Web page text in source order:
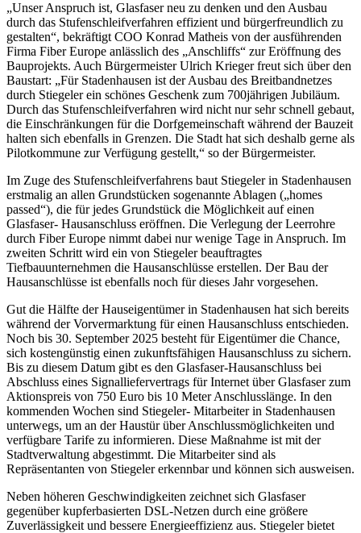
„Unser Anspruch ist, Glasfaser neu zu denken und den Ausbau
durch das Stufenschleifverfahren effizient und bürgerfreundlich zu
gestalten“, bekräftigt COO Konrad Matheis von der ausführenden
Firma Fiber Europe anlässlich des „Anschliffs“ zur Eröffnung des
Bauprojekts. Auch Bürgermeister Ulrich Krieger freut sich über den
Baustart: „Für Stadenhausen ist der Ausbau des Breitbandnetzes
durch Stiegeler ein schönes Geschenk zum 700jährigen Jubiläum.
Durch das Stufenschleifverfahren wird nicht nur sehr schnell gebaut,
die Einschränkungen für die Dorfgemeinschaft während der Bauzeit
halten sich ebenfalls in Grenzen. Die Stadt hat sich deshalb gerne als
Pilotkommune zur Verfügung gestellt,“ so der Bürgermeister.
Im Zuge des Stufenschleifverfahrens baut Stiegeler in Stadenhausen
erstmalig an allen Grundstücken sogenannte Ablagen („homes
passed“), die für jedes Grundstück die Möglichkeit auf einen
Glasfaser- Hausanschluss eröffnen. Die Verlegung der Leerrohre
durch Fiber Europe nimmt dabei nur wenige Tage in Anspruch. Im
zweiten Schritt wird ein von Stiegeler beauftragtes
Tiefbauunternehmen die Hausanschlüsse erstellen. Der Bau der
Hausanschlüsse ist ebenfalls noch für dieses Jahr vorgesehen.
Gut die Hälfte der Hauseigentümer in Stadenhausen hat sich bereits
während der Vorvermarktung für einen Hausanschluss entschieden.
Noch bis 30. September 2025 besteht für Eigentümer die Chance,
sich kostengünstig einen zukunftsfähigen Hausanschluss zu sichern.
Bis zu diesem Datum gibt es den Glasfaser-Hausanschluss bei
Abschluss eines Signalliefervertrags für Internet über Glasfaser zum
Aktionspreis von 750 Euro bis 10 Meter Anschlusslänge. In den
kommenden Wochen sind Stiegeler- Mitarbeiter in Stadenhausen
unterwegs, um an der Haustür über Anschlussmöglichkeiten und
verfügbare Tarife zu informieren. Diese Maßnahme ist mit der
Stadtverwaltung abgestimmt. Die Mitarbeiter sind als
Repräsentanten von Stiegeler erkennbar und können sich ausweisen.
Neben höheren Geschwindigkeiten zeichnet sich Glasfaser
gegenüber kupferbasierten DSL-Netzen durch eine größere
Zuverlässigkeit und bessere Energieeffizienz aus. Stiegeler bietet